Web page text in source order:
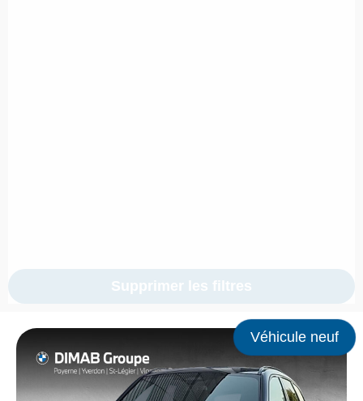
Supprimer les filtres
Véhicule neuf